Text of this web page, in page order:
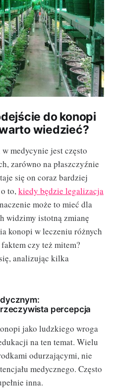
do konopi
wiedzieć?
medycynie jest często
zarówno na płaszczyźnie
się on coraz bardziej
to,kiedy będzie legalizacja
może to mieć dla
widzimy istotną zmianę
konopi w leczeniu różnych
czy też mitem?
analizując kilka
percepcja
jako ludzkiego wroga
na ten temat. Wielu
odurzającymi, nie
medycznego. Często
inna.